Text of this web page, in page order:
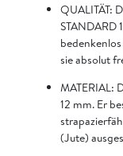
QUALITÄT:
STANDARD
sie absolut
MATERIAL:
12 mm. Er
(Jute)